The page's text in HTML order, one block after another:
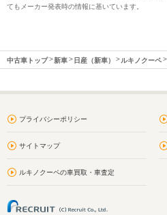
てもメーカー発表時の情報に基いています。
中古車トップ 新車 日産（新車） ルキノクーペ
プライバシーポリシー
サイトマップ
ルキノクーペの車買取・車査定